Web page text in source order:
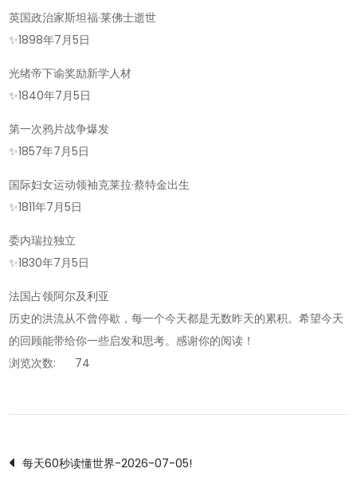
英国政治家斯坦福·莱佛士逝世
✨1898年7月5日
光绪帝下谕奖励新学人材
✨1840年7月5日
第一次鸦片战争爆发
✨1857年7月5日
国际妇女运动领袖克莱拉·蔡特金出生
✨1811年7月5日
委内瑞拉独立
✨1830年7月5日
法国占领阿尔及利亚
历史的洪流从不曾停歇，每一个今天都是无数昨天的累积。希望今天
的回顾能带给你一些启发和思考。感谢你的阅读！
浏览次数:
74
文
每天60秒读懂世界-2026-07-05!